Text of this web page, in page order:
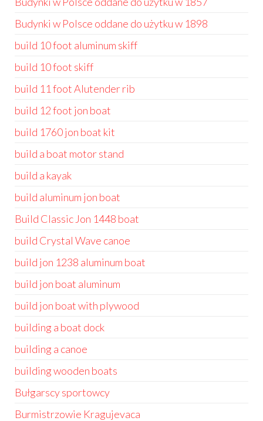
Budynki w Polsce oddane do użytku w 1898
build 10 foot aluminum skiff
build 10 foot skiff
build 11 foot Alutender rib
build 12 foot jon boat
build 1760 jon boat kit
build a boat motor stand
build a kayak
build aluminum jon boat
Build Classic Jon 1448 boat
build Crystal Wave canoe
build jon 1238 aluminum boat
build jon boat aluminum
build jon boat with plywood
building a boat dock
building a canoe
building wooden boats
Bułgarscy sportowcy
Burmistrzowie Kragujevaca